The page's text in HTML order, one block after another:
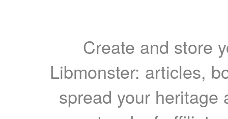
Create and store
Libmonster: articles,
spread your heritage